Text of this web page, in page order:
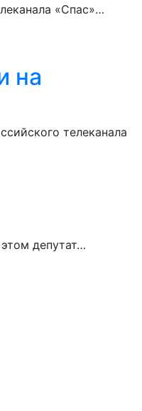
«Спас»…
на
телеканала
депутат…